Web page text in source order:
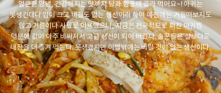
얼큰한 양념, 건강해지는 맛까지 탕과 찜중에 골라 먹어요~! 아귀는
못생긴데다 입이 크고 비늘도 없는 생선이라 하여 예전에는 거들떠보지도
않고 거름이나 사료로 이용했으나,지금은 전국적으로 퍼진 아귀찜
덕분에 값이 아주 비싸져서 고급 생선이 되어 버렸다.술꾼들은 살보다도
내장을 더 즐겨 먹는다. 못생겼지만 이빨밖에는 버릴 것이 없는 생선이다.